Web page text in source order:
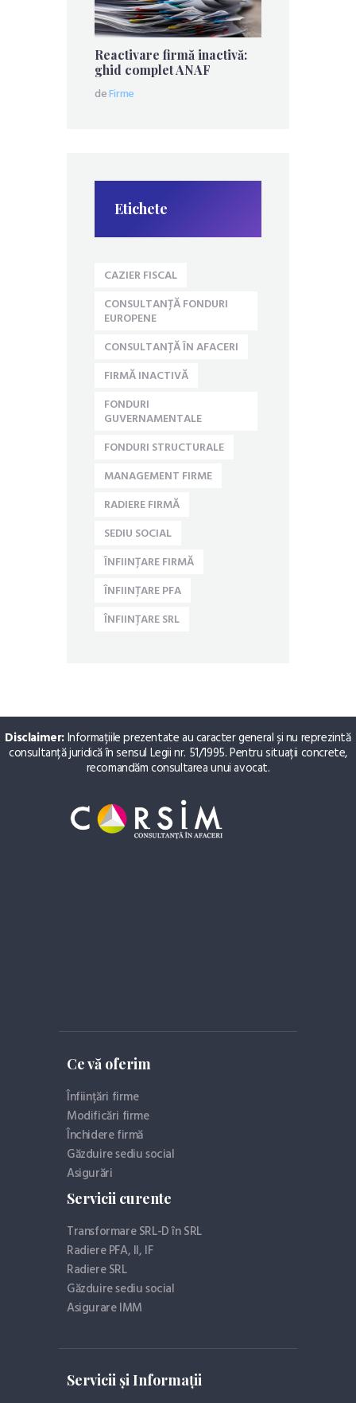
Reactivare firmă inactivă:
ghid complet ANAF
deFirme
Etichete
CAZIER FISCAL
CONSULTANȚĂ FONDURI
EUROPENE
CONSULTANȚĂ ÎN AFACERI
FIRMĂ INACTIVĂ
FONDURI
GUVERNAMENTALE
FONDURI STRUCTURALE
MANAGEMENT FIRME
RADIERE FIRMĂ
SEDIU SOCIAL
ÎNFIINȚARE FIRMĂ
ÎNFIINȚARE PFA
ÎNFIINȚARE SRL
Disclaimer:Informațiile prezentate au caracter general și nu reprezintă
consultanță juridică în sensul Legii nr. 51/1995. Pentru situații concrete,
recomandăm consultarea unui avocat.
Ce vă oferim
Înființări firme
Modificări firme
Închidere firmă
Găzduire sediu social
Asigurări
Servicii curente
Transformare SRL-D în SRL
Radiere PFA, II, IF
Radiere SRL
Găzduire sediu social
Asigurare IMM
Servicii și Informații